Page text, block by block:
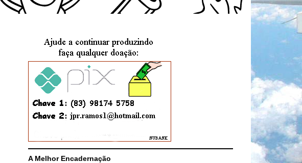
A Melhor Encadernação